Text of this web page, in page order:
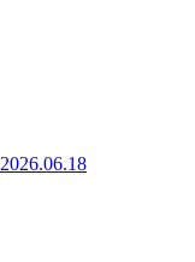
2026.06.18